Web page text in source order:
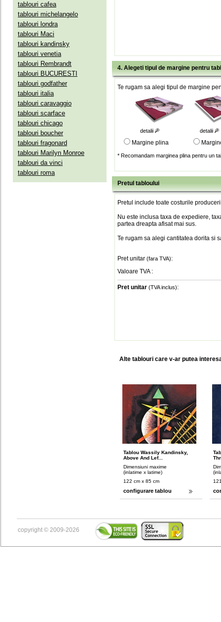
tablouri cafea
tablouri michelangelo
tablouri londra
tablouri Maci
tablouri kandinsky
tablouri venetia
tablouri Rembrandt
tablouri BUCURESTI
tablouri godfather
tablouri italia
tablouri caravaggio
tablouri scarface
tablouri chicago
tablouri boucher
tablouri fragonard
tablouri Marilyn Monroe
tablouri da vinci
tablouri roma
4. Alegeti tipul de margine pentru
Te rugam sa alegi tipul de margine
detalii detalii
Margine plina
* Recomandam marginea plina pentru un
Pretul tabloului
Pretul include toate costurile
Nu este inclusa taxa de expediere,
partea dreapta afisat mai sus.
Te rugam sa alegi cantitatea dorita si
Pret unitar (fara TVA):
Valoare TVA :
Pret unitar (TVA inclus):
Alte tablouri care v-ar putea
Tablou Wassily Kandinsky,
Above And Lef...
Dimensiuni maxime
(inlatime x latime)
122 cm x 85 cm
configurare tablou
copyright © 2009-2026